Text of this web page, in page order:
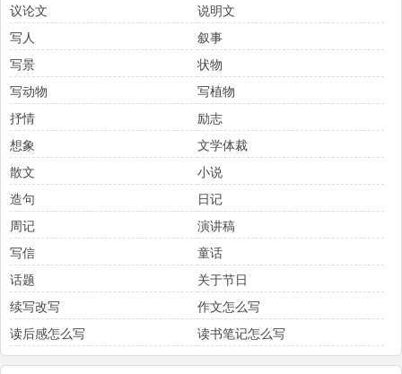
议论文
说明文
写人
叙事
写景
状物
写动物
写植物
抒情
励志
想象
文学体裁
散文
小说
造句
日记
周记
演讲稿
写信
童话
话题
关于节日
续写改写
作文怎么写
读后感怎么写
读书笔记怎么写